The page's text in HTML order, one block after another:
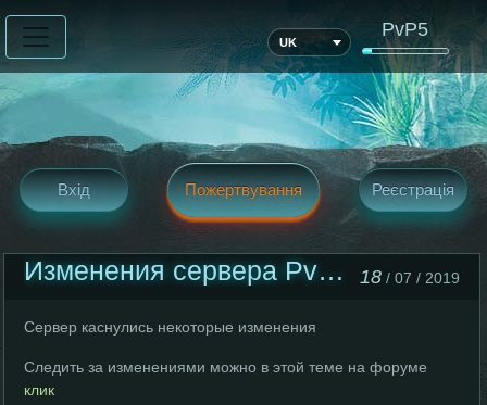
UK
PvP5
Вхід Пожертвування Реєстрація
Изменения сервера PvP 5 High-Five 18 / 07 / 2019
Сервер каснулись некоторые изменения
Следить за изменениями можно в этой теме на форуме
клик